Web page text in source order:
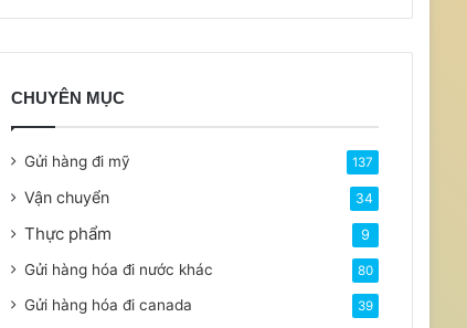
CHUYÊN MỤC
Gửi hàng đi mỹ 137
Vận chuyển 34
Thực phẩm 9
Gửi hàng hóa đi nước khác 80
Gửi hàng hóa đi canada 39